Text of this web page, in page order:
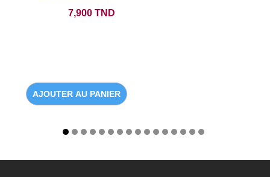
7,900 TND
AJOUTER AU PANIER